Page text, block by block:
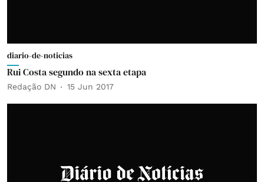
diario-de-noticias
Rui Costa segundo na sexta etapa
Redação DN 15 Jun 2017